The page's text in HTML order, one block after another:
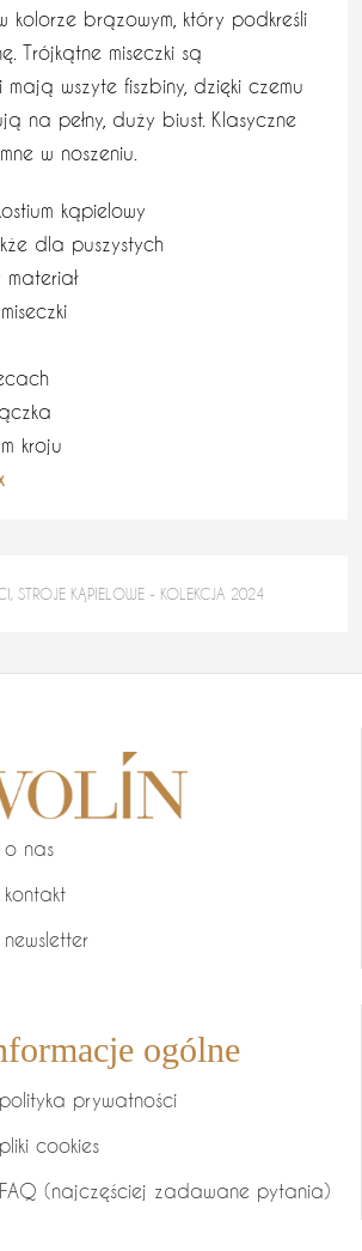
kolorze brązowym, który podkreśli
Trójkątne miseczki są
mają wszyte fiszbiny, dzięki czemu
na pełny, duży biust. Klasyczne
w noszeniu.
kąpielowy
dla puszystych
kroju
STROJE KĄPIELOWE - KOLEKCJA 2024
o nas
kontakt
newsletter
ogólne
polityka prywatności
pliki cookies
FAQ (najczęściej zadawane pytania)